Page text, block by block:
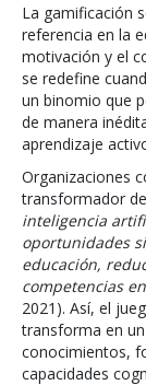
La gamificación
referencia en la
motivación y el
se redefine
un binomio que
de manera
aprendizaje
Organizaciones
transformador
inteligencia
oportunidades
educación,
competencias
2021). Así, el
transforma en
conocimientos,
capacidades